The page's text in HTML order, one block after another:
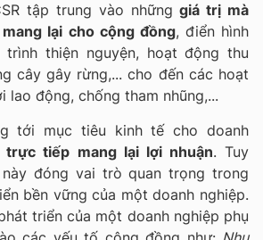
tập trung vào những giá trị mà
lại cho cộng đồng, điển hình
trình thiện nguyện, hoạt động thu
cây gây rừng,... cho đến các hoạt
lao động, chống tham nhũng,...
tới mục tiêu kinh tế cho doanh
trực tiếp mang lại lợi nhuận. Tuy
đóng vai trò quan trọng trong
bền vững của một doanh nghiệp.
triển của một doanh nghiệp phụ